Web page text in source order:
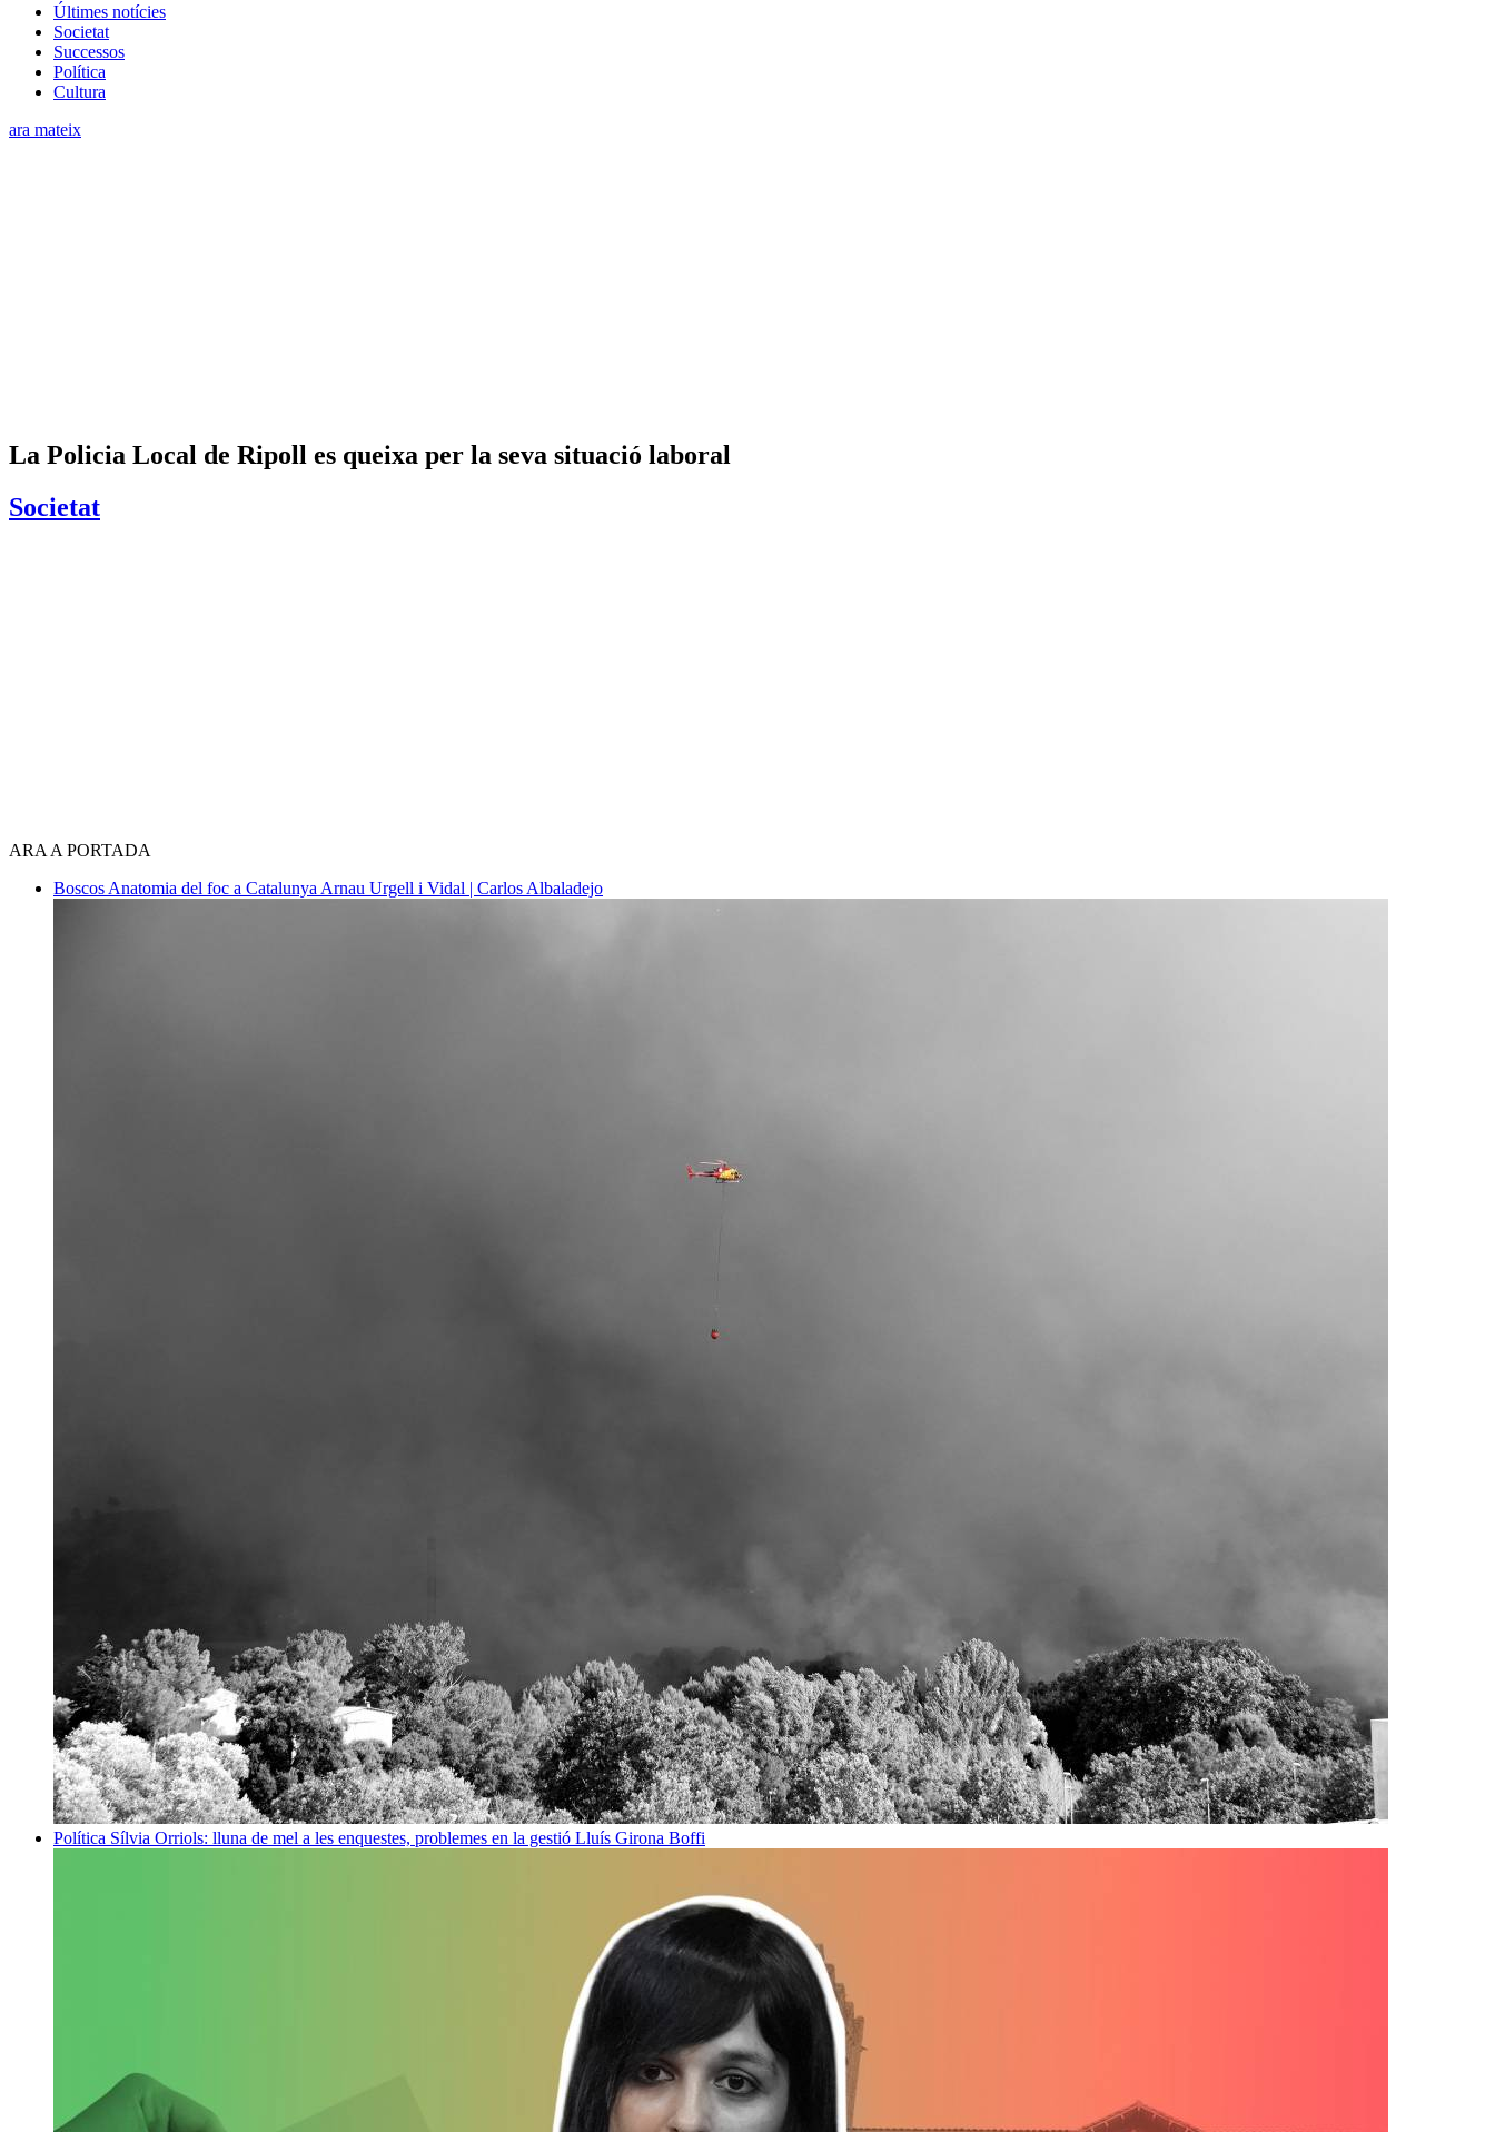
Últimes notícies
Societat
Successos
Política
Cultura
ara mateix
La Policia Local de Ripoll es queixa per la seva situació laboral
Societat
ARA A PORTADA
Boscos Anatomia del foc a Catalunya Arnau Urgell i Vidal | Carlos Albaladejo
Política Sílvia Orriols: lluna de mel a les enquestes, problemes en la gestió Lluís Girona Boffi